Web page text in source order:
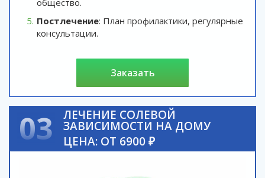
Постлечение: План профилактики, регулярные
консультации.
заказать
03 ЛЕЧЕНИЕ СОЛЕВОЙ
ЗАВИСИМОСТИ НА ДОМУ
ЦЕНА: ОТ 6900 ₽